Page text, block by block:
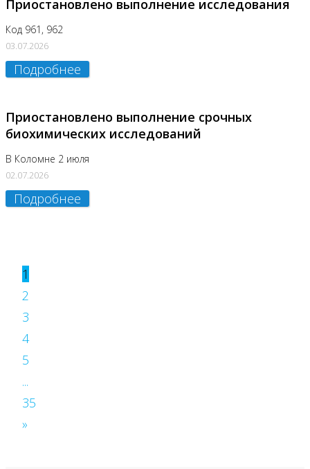
Приостановлено выполнение исследования
Код 961, 962
03.07.2026
Подробнее
Приостановлено выполнение срочных
биохимических исследований
В Коломне 2 июля
02.07.2026
Подробнее
1
2
3
4
5
...
35
»